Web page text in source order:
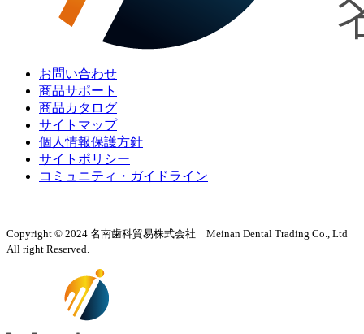
お問い合わせ
商品サポート
商品カタログ
サイトマップ
個人情報保護方針
サイトポリシー
コミュニティ・ガイドライン
Copyright © 2024 名南歯科貿易株式会社｜Meinan Dental Trading Co., Ltd
All right Reserved.